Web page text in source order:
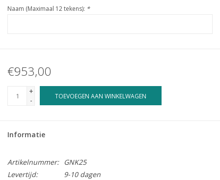
Naam (Maximaal 12 tekens): *
€953,00
+
-
TOEVOEGEN AAN WINKELWAGEN
Informatie
Artikelnummer:
GNK25
Levertijd:
9-10 dagen